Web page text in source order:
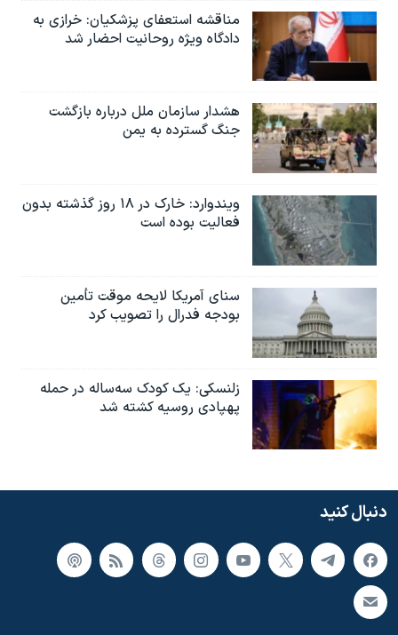
مناقشه استعفای پزشکیان: خرازی به
دادگاه ویژه روحانیت احضار شد
هشدار سازمان ملل درباره بازگشت
جنگ گسترده به یمن
ویندوارد: خارک در ۱۸ روز گذشته بدون
فعالیت بوده است
سنای آمریکا لایحه موقت تأمین
بودجه فدرال را تصویب کرد
زلنسکی: یک کودک سه‌ساله در حمله
پهپادی روسیه کشته شد
دنبال کنید